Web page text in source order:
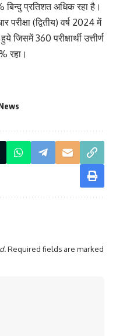
प्रतिशत अधिक रहा है।
परीक्षा (द्वितीय) वर्ष 2024 में
जिसमें 360 परीक्षार्थी उत्तीर्ण
रहा।
Required fields are marked